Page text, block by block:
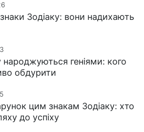
Зодіаку: вони надихають
народжуються геніями: кого
обдурити
цим знакам Зодіаку: хто
до успіху